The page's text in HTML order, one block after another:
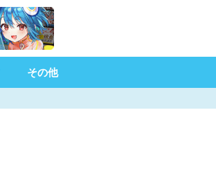
その他